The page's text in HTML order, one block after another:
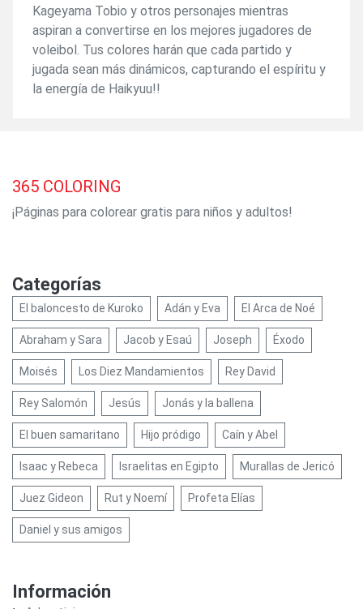
Kageyama Tobio y otros personajes mientras
aspiran a convertirse en los mejores jugadores de
voleibol. Tus colores harán que cada partido y
jugada sean más dinámicos, capturando el espíritu y
la energía de Haikyuu!!
365 COLORING
¡Páginas para colorear gratis para niños y adultos!
Categorías
El baloncesto de Kuroko Adán y Eva El Arca de Noé
Abraham y Sara Jacob y Esaú Joseph Éxodo
Moisés Los Diez Mandamientos Rey David
Rey Salomón Jesús Jonás y la ballena
El buen samaritano Hijo pródigo Caín y Abel
Isaac y Rebeca Israelitas en Egipto Murallas de Jericó
Juez Gideon Rut y Noemí Profeta Elías
Daniel y sus amigos
Información